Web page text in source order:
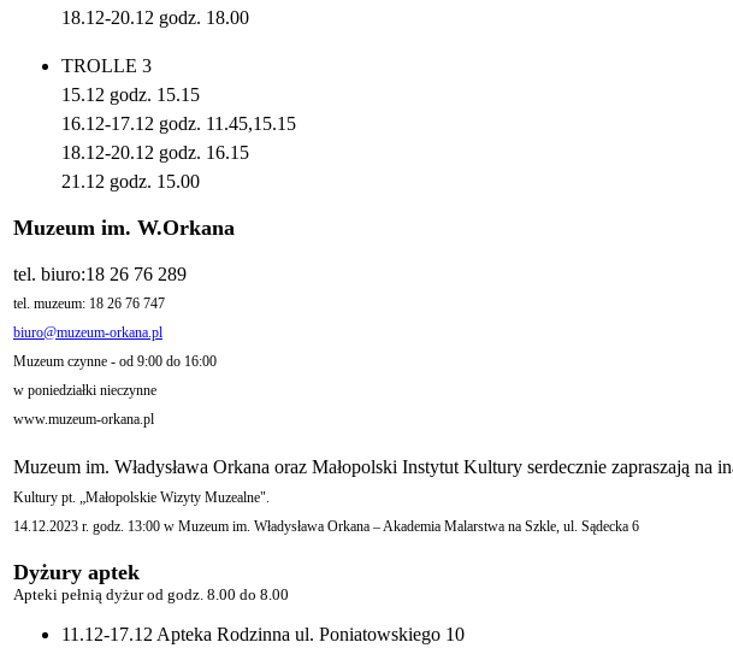
18.12-20.12 godz. 18.00
TROLLE 3
15.12 godz. 15.15
16.12-17.12 godz. 11.45,15.15
18.12-20.12 godz. 16.15
21.12 godz. 15.00
Muzeum im. W.Orkana
tel. biuro:18 26 76 289
tel. muzeum: 18 26 76 747
biuro@muzeum-orkana.pl
Muzeum czynne - od 9:00 do 16:00
w poniedziałki nieczynne
www.muzeum-orkana.pl
Muzeum im. Władysława Orkana oraz Małopolski Instytut Kultury serdecznie zapraszają
Kultury pt. „Małopolskie Wizyty Muzealne".
14.12.2023 r. godz. 13:00 w Muzeum im. Władysława Orkana – Akademia Malarstwa na Szkle, ul. Sądecka 6
Dyżury aptek
Apteki pełnią dyżur od godz. 8.00 do 8.00
11.12-17.12 Apteka Rodzinna ul. Poniatowskiego 10